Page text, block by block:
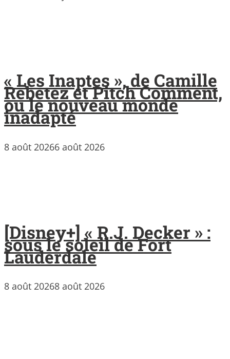
« Les Inaptes », de Camille
Rebetez et Pitch Comment,
ou le nouveau monde
inadapté
8 août 20266 août 2026
[Disney+] « R.J. Decker » :
sous le soleil de Fort
Lauderdale
8 août 20268 août 2026